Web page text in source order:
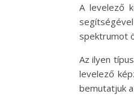
A levelező
spektrumot
Az ilyen
levelező
bemutatjuk